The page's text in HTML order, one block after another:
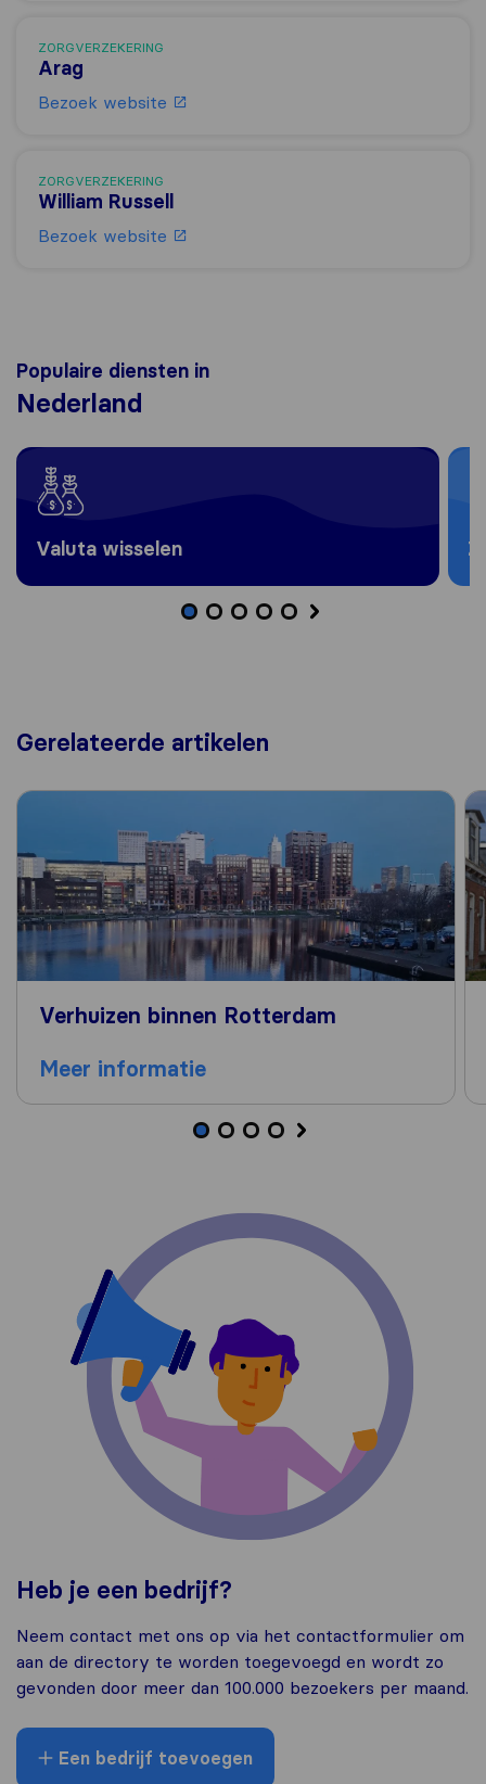
ZORGVERZEKERING
Arag
Bezoek website
ZORGVERZEKERING
William Russell
Bezoek website
Populaire diensten in
Nederland
Valuta wisselen
Gerelateerde artikelen
Verhuizen binnen Rotterdam
Meer informatie
Heb je een bedrijf?
Neem contact met ons op via het contactformulier om
aan de directory te worden toegevoegd en wordt zo
gevonden door meer dan 100.000 bezoekers per maand.
Een bedrijf toevoegen